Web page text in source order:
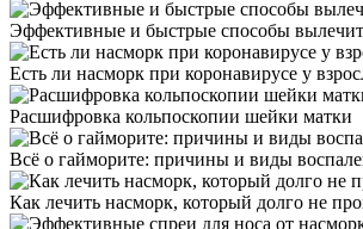
Эффективные и быстрые способы
Есть ли насморк при коронавирусе у
Расшифровка кольпоскопии шейки матки
Всё о гайморите: причины и виды
Как лечить насморк, который долго не